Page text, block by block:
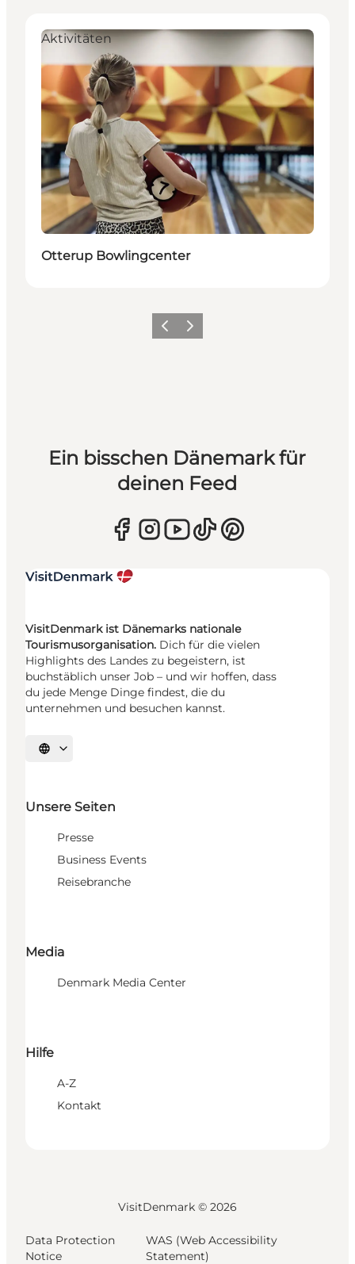
Aktivitäten
Otterup Bowlingcenter
ZurückWeiter
Ein bisschen Dänemark für
deinen Feed
VisitDenmark ist Dänemarks nationale
Tourismusorganisation. Dich für die vielen
Highlights des Landes zu begeistern, ist
buchstäblich unser Job – und wir hoffen, dass
du jede Menge Dinge findest, die du
unternehmen und besuchen kannst.
Sprache auswählen
Unsere Seiten
Presse
Business Events
Reisebranche
Media
Denmark Media Center
Hilfe
A-Z
Kontakt
VisitDenmark © 2026
Data Protection
Notice
WAS (Web Accessibility
Statement)